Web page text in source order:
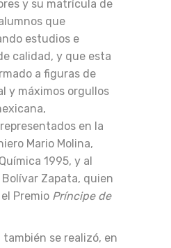
y su matrícula de
que
estudios e
calidad, y que esta
a figuras de
y máximos orgullos
en la
Mario Molina,
1995, y al
Zapata, quien
Premio Príncipe de
también se realizó, en